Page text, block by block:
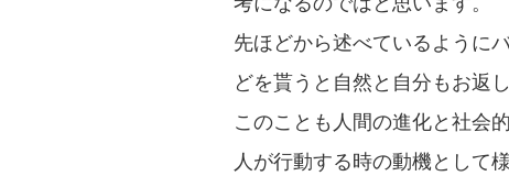
先ほどから述べているように
どを貰うと自然と自分もお返
このことも人間の進化と社会
人が行動する時の動機として